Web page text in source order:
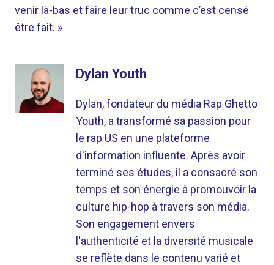
venir là-bas et faire leur truc comme c’est censé
être fait. »
Dylan Youth
Dylan, fondateur du média Rap Ghetto
Youth, a transformé sa passion pour
le rap US en une plateforme
d'information influente. Après avoir
terminé ses études, il a consacré son
temps et son énergie à promouvoir la
culture hip-hop à travers son média.
Son engagement envers
l'authenticité et la diversité musicale
se reflète dans le contenu varié et